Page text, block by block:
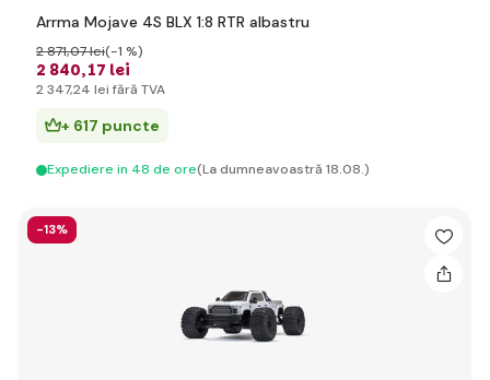
Arrma Mojave 4S BLX 1:8 RTR albastru
2 840,17 lei
2 871,07 lei(-1 %)
2 347,24 lei fără TVA
+ 617 puncte
Expediere in 48 de ore(La dumneavoastră 18.08.)
-13%